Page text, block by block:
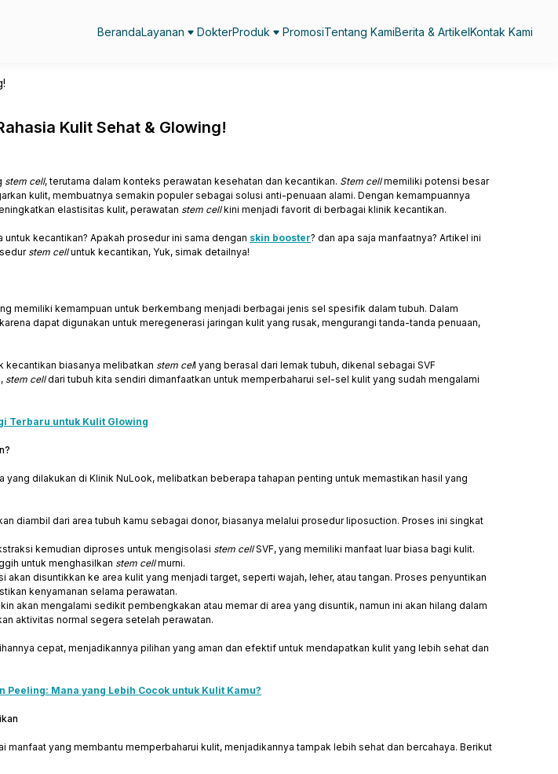
BerandaLayanan DokterProduk PromosiTentang KamiBerita & ArtikelKontak Kami
Kulit Sehat & Glowing!
stem cell, terutama dalam konteks perawatan kesehatan dan kecantikan. Stem cellmemiliki potensi besar
kulit, membuatnya semakin populer sebagai solusi anti-penuaan alami. Dengan kemampuannya
elastisitas kulit, perawatan stem cellkini menjadi favorit di berbagai klinik kecantikan.
kecantikan? Apakah prosedur ini sama dengan skin booster? dan apa saja manfaatnya? Artikel ini
stem celluntuk kecantikan, Yuk, simak detailnya!
memiliki kemampuan untuk berkembang menjadi berbagai jenis sel spesifik dalam tubuh. Dalam
dapat digunakan untuk meregenerasi jaringan kulit yang rusak, mengurangi tanda-tanda penuaan,
kecantikan biasanya melibatkan stem cell yang berasal dari lemak tubuh, dikenal sebagai SVF
stem celldari tubuh kita sendiri dimanfaatkan untuk memperbaharui sel-sel kulit yang sudah mengalami
Terbaru untuk Kulit Glowing
yang dilakukan di Klinik NuLook, melibatkan beberapa tahapan penting untuk memastikan hasil yang
diambil dari area tubuh kamu sebagai donor, biasanya melalui prosedur liposuction. Proses ini singkat
kemudian diproses untuk mengisolasi stem cellSVF, yang memiliki manfaat luar biasa bagi kulit.
untuk menghasilkan stem cellmurni.
akan disuntikkan ke area kulit yang menjadi target, seperti wajah, leher, atau tangan. Proses penyuntikan
kenyamanan selama perawatan.
akan mengalami sedikit pembengkakan atau memar di area yang disuntik, namun ini akan hilang dalam
aktivitas normal segera setelah perawatan.
cepat, menjadikannya pilihan yang aman dan efektif untuk mendapatkan kulit yang lebih sehat dan
Peeling: Mana yang Lebih Cocok untuk Kulit Kamu?
manfaat yang membantu memperbaharui kulit, menjadikannya tampak lebih sehat dan bercahaya. Berikut